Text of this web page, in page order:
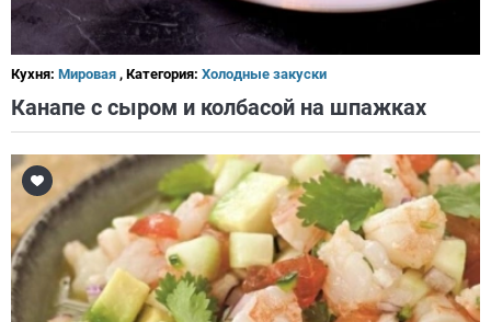
Кухня: Мировая , Категория: Холодные закуски
Канапе с сыром и колбасой на шпажках